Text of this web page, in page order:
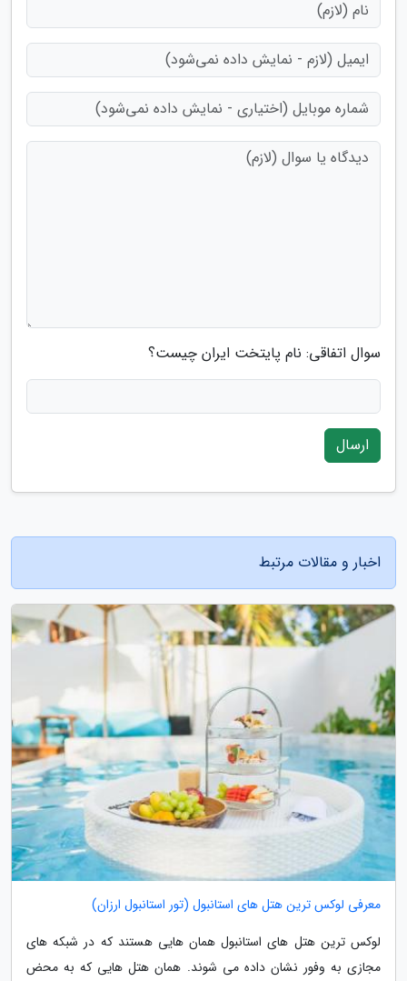
سوال اتفاقی: نام پایتخت ایران چیست؟
ارسال
اخبار و مقالات مرتبط
معرفی لوکس ترین هتل های استانبول (تور استانبول ارزان)
لوکس ترین هتل های استانبول همان هایی هستند که در شبکه های
مجازی به وفور نشان داده می شوند. همان هتل هایی که به محض